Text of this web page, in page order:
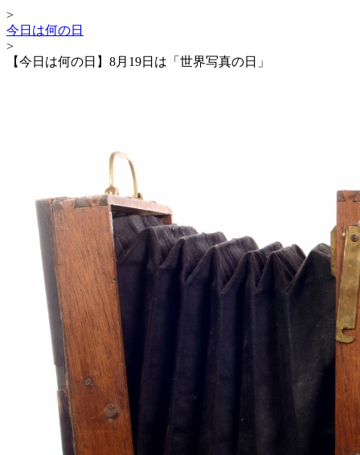
>
今日は何の日
>
【今日は何の日】8月19日は「世界写真の日」